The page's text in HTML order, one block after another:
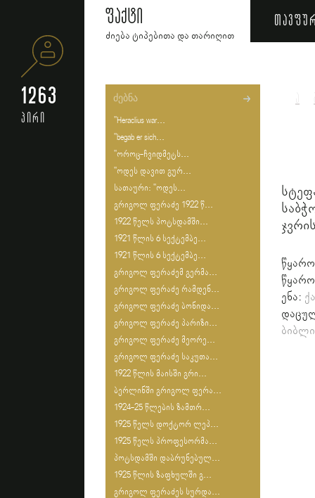
ფაქტი
ძიება ტიპებითა და თარიღით
1263
პირი
"Heraclius war...
"begab er sich...
"ოროც-ჩვიდმეტს...
"ოდეს დავით გურ...
სათაური: "ოდეს...
გრიგოლ ფერაძე 1922 წ...
1922 წელს პოტსდამში...
1921 წლის 6 სექტემბე...
1921 წლის 6 სექტემბე...
გრიგოლ ფერაძემ გერმა...
გრიგოლ ფერაძე რამდენ...
გრიგოლ ფერაძე ბონიდა...
გრიგოლ ფერაძე პარიზი...
გრიგოლ ფერაძე მეორე...
გრიგოლ ფერაძე საკუთა...
1922 წლის მაისში გრი...
ბერლინში გრიგოლ ფერა...
1924-25 წლების ზამთრ...
1925 წელს დოქტორ ლეპ...
1925 წელს პროფესორმა...
პოტსდამში დაბრუნებულ...
1925 წლის ზაფხულში გ...
გრიგოლ ფერაძეს სურდა...
ენა: